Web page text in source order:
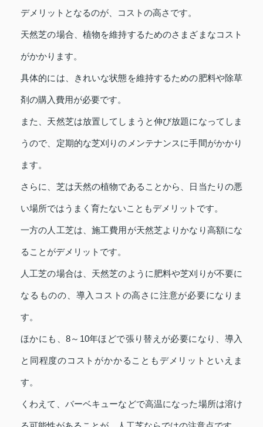
デメリットとなるのが、コストの高さです。
天然芝の場合、植物を維持するためのさまざまなコスト
がかかります。
具体的には、きれいな状態を維持するための肥料や除草
剤の購入費用が必要です。
また、天然芝は放置してしまうと伸び放題になってしま
うので、定期的な芝刈りのメンテナンスに手間がかかり
ます。
さらに、芝は天然の植物であることから、日当たりの悪
い場所ではうまく育たないこともデメリットです。
一方の人工芝は、施工費用が天然芝よりかなり高額にな
ることがデメリットです。
人工芝の場合は、天然芝のように肥料や芝刈りが不要に
なるものの、導入コストの高さに注意が必要になりま
す。
ほかにも、8～10年ほどで張り替えが必要になり、導入
と同程度のコストがかかることもデメリットといえま
す。
くわえて、バーベキューなどで高温になった場所は溶け